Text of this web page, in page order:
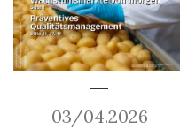
03/04.2026